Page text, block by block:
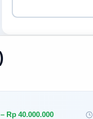
Rp 40.000.000